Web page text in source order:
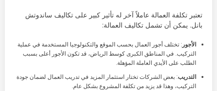
تعتبر تكلفة العمالة عاملاً آخر له تأثير كبير على تكاليف ساندوتش
بانل. يمكن أن تشمل تكاليف العمالة:
الأجور : تختلف أجور العمال بحسب الموقع والتكنولوجيا المستخدمة في عملية
التركيب. في المناطق الكبرى كوسط الرياض، قد تكون الأجور أعلى بسبب
الطلب على الأيدي العاملة المؤهلة.
التدريب: بعض الشركات تختار استثمار المزيد في تدريب العمال لضمان جودة
التركيب، وهذا قد يزيد من تكلفة المشروع بشكل عام.